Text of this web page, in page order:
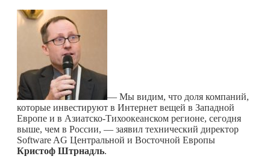
— Мы видим, что доля компаний,
которые инвестируют в Интернет вещей в Западной
Европе и в Азиатско-Тихоокеанском регионе, сегодня
выше, чем в России, — заявил технический директор
Software AG Центральной и Восточной Европы
Кристоф Штрнадль.